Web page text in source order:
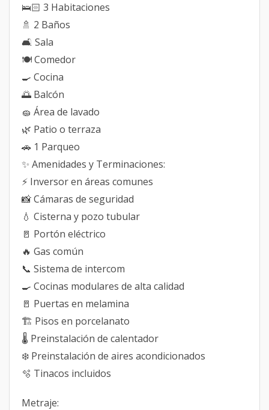
🛌🏻 3 Habitaciones
🚿 2 Baños
🛋️ Sala
🍽️ Comedor
🍳 Cocina
🌅 Balcón
🧽 Área de lavado
🌿 Patio o terraza
🚗 1 Parqueo
✨ Amenidades y Terminaciones:
⚡ Inversor en áreas comunes
📸 Cámaras de seguridad
💧 Cisterna y pozo tubular
🚪 Portón eléctrico
🔥 Gas común
📞 Sistema de intercom
🍳 Cocinas modulares de alta calidad
🚪 Puertas en melamina
🏗️ Pisos en porcelanato
🌡️ Preinstalación de calentador
❄️ Preinstalación de aires acondicionados
🫧 Tinacos incluidos
Metraje: